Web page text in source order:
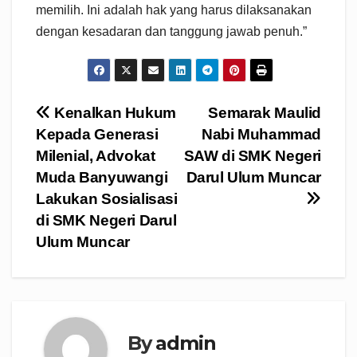
memilih. Ini adalah hak yang harus dilaksanakan
dengan kesadaran dan tanggung jawab penuh.”
Navigasi
pos
Semarak Maulid
Nabi Muhammad
SAW di SMK Negeri
Darul Ulum Muncar
Kenalkan Hukum
Kepada Generasi
Milenial, Advokat
Muda Banyuwangi
Lakukan Sosialisasi
di SMK Negeri Darul
Ulum Muncar
Byadmin